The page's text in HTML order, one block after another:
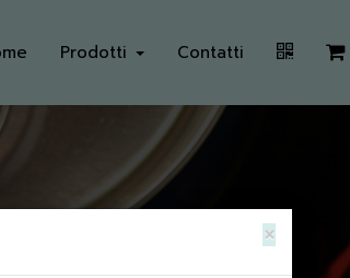
Prodotti Contatti
×